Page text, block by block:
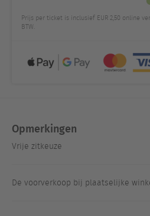
Prijs per ticket is inclusief EUR 2,50 online
BTW.
Opmerkingen
Vrije zitkeuze
De voorverkoop bij plaatselijke